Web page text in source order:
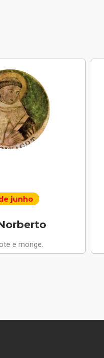
junho
e monge.